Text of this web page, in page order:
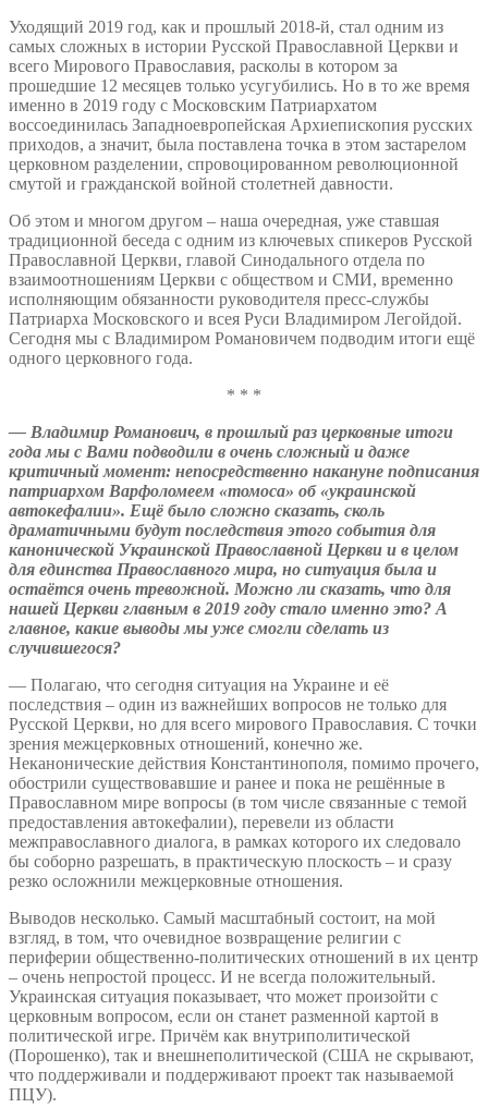
Уходящий 2019 год, как и прошлый 2018-й, стал одним из
самых сложных в истории Русской Православной Церкви и
всего Мирового Православия, расколы в котором за
прошедшие 12 месяцев только усугубились. Но в то же время
именно в 2019 году с Московским Патриархатом
воссоединилась Западноевропейская Архиепископия русских
приходов, а значит, была поставлена точка в этом застарелом
церковном разделении, спровоцированном революционной
смутой и гражданской войной столетней давности.
Об этом и многом другом – наша очередная, уже ставшая
традиционной беседа с одним из ключевых спикеров Русской
Православной Церкви, главой Синодального отдела по
взаимоотношениям Церкви с обществом и СМИ, временно
исполняющим обязанности руководителя пресс-службы
Патриарха Московского и всея Руси Владимиром Легойдой.
Сегодня мы с Владимиром Романовичем подводим итоги ещё
одного церковного года.
* * *
— Владимир Романович, в прошлый раз церковные итоги
года мы с Вами подводили в очень сложный и даже
критичный момент: непосредственно накануне подписания
патриархом Варфоломеем «томоса» об «украинской
автокефалии». Ещё было сложно сказать, сколь
драматичными будут последствия этого события для
канонической Украинской Православной Церкви и в целом
для единства Православного мира, но ситуация была и
остаётся очень тревожной. Можно ли сказать, что для
нашей Церкви главным в 2019 году стало именно это? А
главное, какие выводы мы уже смогли сделать из
случившегося?
— Полагаю, что сегодня ситуация на Украине и её
последствия – один из важнейших вопросов не только для
Русской Церкви, но для всего мирового Православия. С точки
зрения межцерковных отношений, конечно же.
Неканонические действия Константинополя, помимо прочего,
обострили существовавшие и ранее и пока не решённые в
Православном мире вопросы (в том числе связанные с темой
предоставления автокефалии), перевели из области
межправославного диалога, в рамках которого их следовало
бы соборно разрешать, в практическую плоскость – и сразу
резко осложнили межцерковные отношения.
Выводов несколько. Самый масштабный состоит, на мой
взгляд, в том, что очевидное возвращение религии с
периферии общественно-политических отношений в их центр
– очень непростой процесс. И не всегда положительный.
Украинская ситуация показывает, что может произойти с
церковным вопросом, если он станет разменной картой в
политической игре. Причём как внутриполитической
(Порошенко), так и внешнеполитической (США не скрывают,
что поддерживали и поддерживают проект так называемой
ПЦУ).